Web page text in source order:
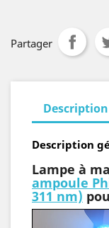
Partager
Description
Description
Lampe à
ampoule
311 nm)